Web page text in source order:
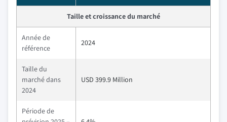
Taille et croissance du marché
Année de
référence
2024
Taille du
marché dans
2024
USD 399.9 Million
Période de